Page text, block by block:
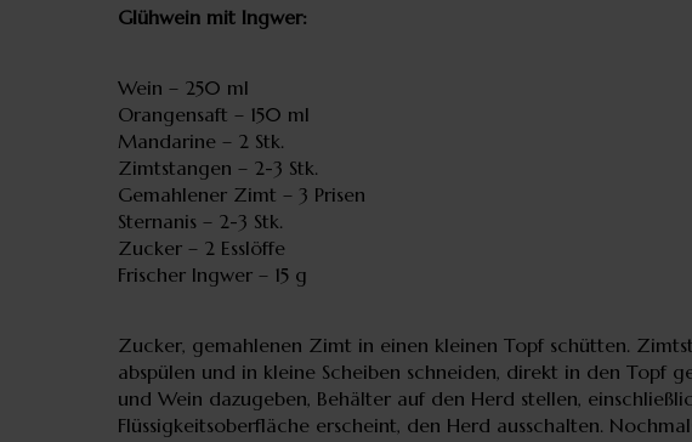
Glühwein mit Ingwer:
Wein – 250 ml
Orangensaft – 150 ml
Mandarine – 2 Stk.
Zimtstangen – 2-3 Stk.
Gemahlener Zimt – 3 Prisen
Sternanis – 2-3 Stk.
Zucker – 2 Esslöffe
Frischer Ingwer – 15 g
Zucker, gemahlenen Zimt in einen kleinen Topf schütten.
abspülen und in kleine Scheiben schneiden, direkt in den Topf
und Wein dazugeben, Behälter auf den Herd stellen,
Flüssigkeitsoberfläche erscheint, den Herd ausschalten.